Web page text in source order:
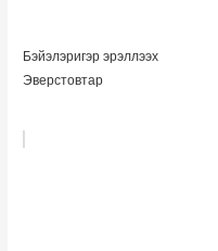
Бэйэлэригэр эрэллээх
Эверстовтар